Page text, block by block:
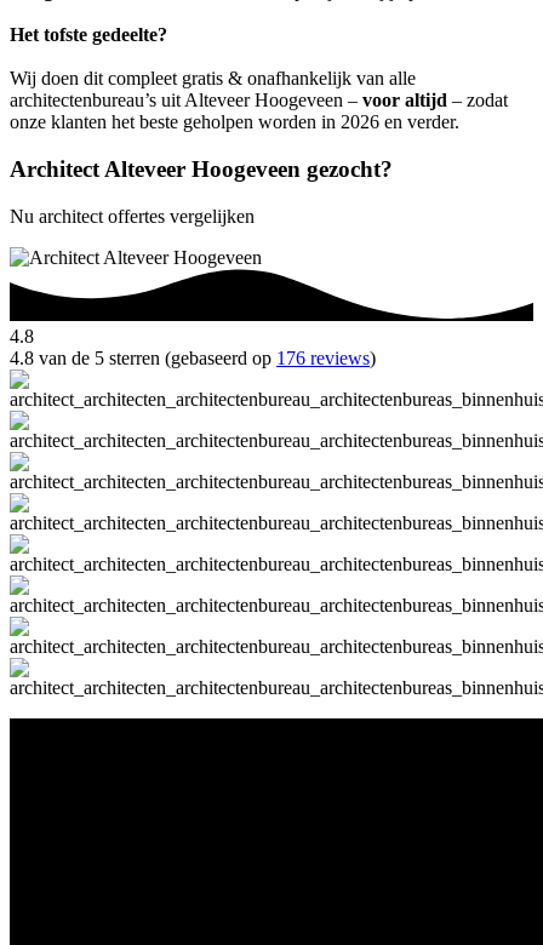
Het tofste gedeelte?
Wij doen dit compleet gratis & onafhankelijk van alle
architectenbureau’s uit Alteveer Hoogeveen – voor altijd – zodat
onze klanten het beste geholpen worden in 2026 en verder.
Architect Alteveer Hoogeveen gezocht?
Nu architect offertes vergelijken
4.8
4.8 van de 5 sterren (gebaseerd op 176 reviews)